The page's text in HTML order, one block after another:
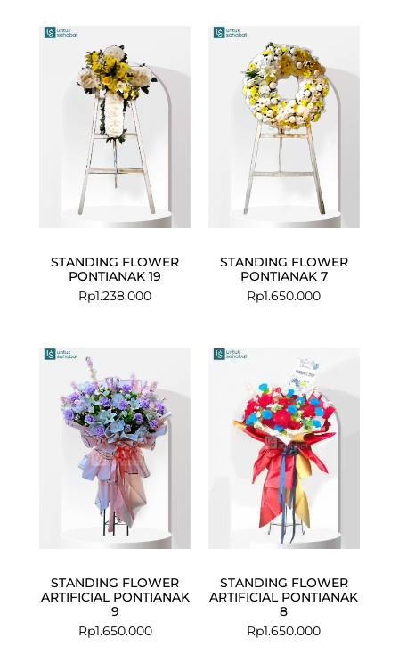
STANDING FLOWER
PONTIANAK 19
Rp1.238.000
STANDING FLOWER
PONTIANAK 7
Rp1.650.000
STANDING FLOWER
ARTIFICIAL PONTIANAK
9
Rp1.650.000
STANDING FLOWER
ARTIFICIAL PONTIANAK
8
Rp1.650.000